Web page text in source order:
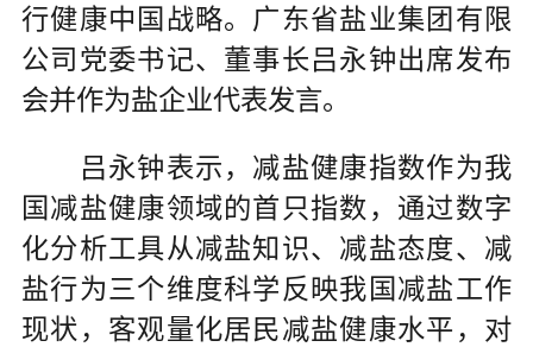
行健康中国战略。广东省盐业集团有限
公司党委书记、董事长吕永钟出席发布
会并作为盐企业代表发言。
吕永钟表示，减盐健康指数作为我
国减盐健康领域的首只指数，通过数字
化分析工具从减盐知识、减盐态度、减
盐行为三个维度科学反映我国减盐工作
现状，客观量化居民减盐健康水平，对